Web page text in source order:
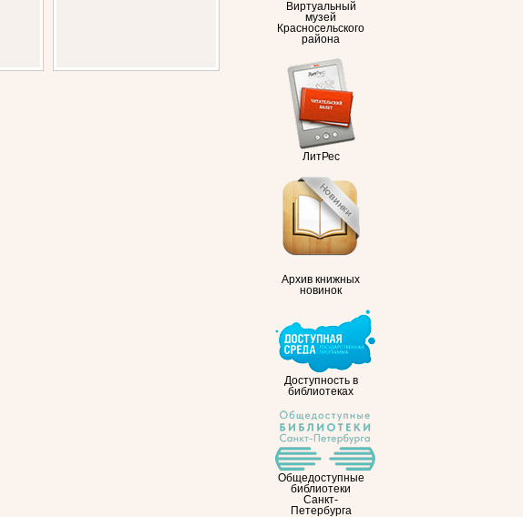
Виртуальный
музей
Красносельского
района
ЛитРес
Архив книжных
новинок
Доступность в
библиотеках
Общедоступные
библиотеки
Санкт-
Петербурга